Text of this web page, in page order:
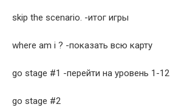
skip the scenario. -итог игры
where am i ? -показать всю карту
go stage #1 -перейти на уровень 1-12
go stage #2